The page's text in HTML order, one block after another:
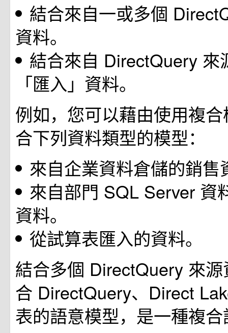
結合來自一或多個
資料。
結合來自 DirectQuery 來
「匯入」資料。
例如，您可以藉由使用複
合下列資料類型的模型：
來自企業資料倉儲的銷售
來自部門 SQL Server 資
資料。
從試算表匯入的資料。
結合多個 DirectQuery 來
合 DirectQuery、Direct
表的語意模型，是一種複